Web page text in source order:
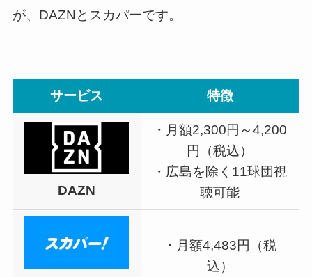
が、DAZNとスカパーです。
サービス 特徴
DAZN
・月額2,300円～4,200
円（税込）
・広島を除く11球団視
聴可能
・月額4,483円（税
込）